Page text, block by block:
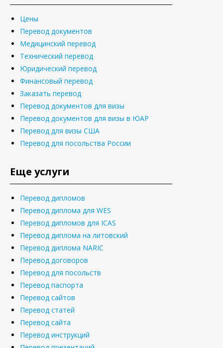
Цены
Перевод документов
Медицинский перевод
Технический перевод
Юридический перевод
Финансовый перевод
Заказать перевод
Перевод документов для визы
Перевод документов для визы в ЮАР
Перевод для визы США
Перевод для посольства России
Еще услуги
Перевод дипломов
Перевод диплома для WES
Перевод дипломов для ICAS
Перевод диплома на литовский
Перевод диплома NARIC
Перевод договоров
Перевод для посольств
Перевод паспорта
Перевод сайтов
Перевод статей
Перевод сайта
Перевод инструкций